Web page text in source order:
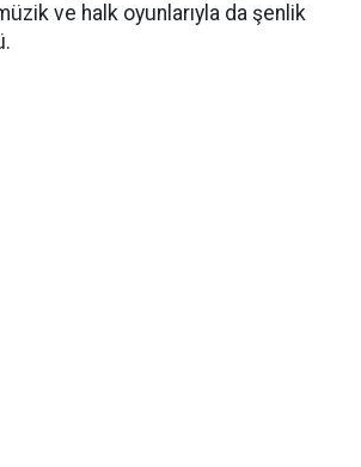
ve halk oyunlarıyla da şenlik